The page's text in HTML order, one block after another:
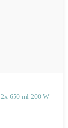
2x 650 ml 200 W